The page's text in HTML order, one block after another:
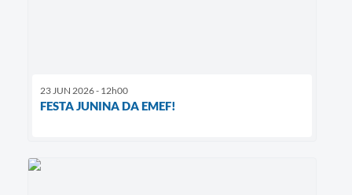
23 JUN 2026 - 12h00
FESTA JUNINA DA EMEF!